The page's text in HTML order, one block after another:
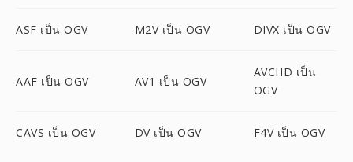
ASF เป็น OGV M2V เป็น OGV DIVX เป็น OGV
AAF เป็น OGV AV1 เป็น OGV
AVCHD เป็น
OGV
CAVS เป็น OGV DV เป็น OGV F4V เป็น OGV